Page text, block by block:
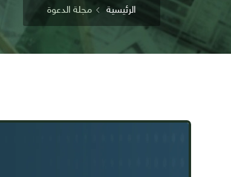
الرئيسية مجلة الدعوة